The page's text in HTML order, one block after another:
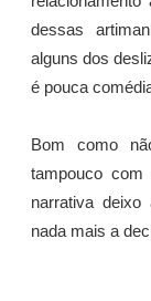
dessas
alguns dos
é pouca
Bom como
tampouco
narrativa
nada mais a